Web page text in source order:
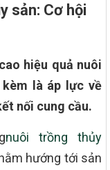
sản: Cơ hội
hiệu quả nuôi
là áp lực về
nối cung cầu.
nuôi trồng thủy
hướng tới sản